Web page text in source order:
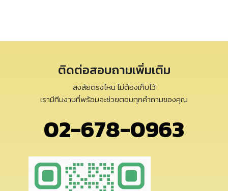
ติดต่อสอบถามเพิ่มเติม
สงสัยตรงไหน ไม่ต้องเก็บไว้
เรามีทีมงานที่พร้อมจะช่วยตอบทุกคำถามของคุณ
02-678-0963